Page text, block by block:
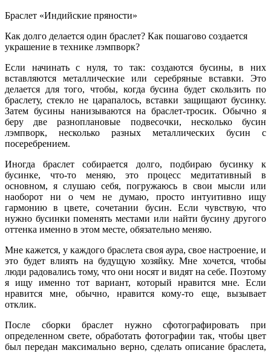
Браслет «Индийские пряности»
Как долго делается один браслет? Как пошагово создается
украшение в технике лэмпворк?
Если начинать с нуля, то так: создаются бусины, в них
вставляются металлические или серебряные вставки. Это
делается для того, чтобы, когда бусина будет скользить по
браслету, стекло не царапалось, вставки защищают бусинку.
Затем бусины нанизываются на браслет-тросик. Обычно я
беру две разноплановые подвесочки, несколько бусин
лэмпворк, несколько разных металлических бусин с
посеребрением.
Иногда браслет собирается долго, подбираю бусинку к
бусинке, что-то меняю, это процесс медитативный в
основном, я слушаю себя, погружаюсь в свои мысли или
наоборот ни о чем не думаю, просто интуитивно ищу
гармонию в цвете, сочетании бусин. Если чувствую, что
нужно бусинки поменять местами или найти бусину другого
оттенка именно в этом месте, обязательно меняю.
Мне кажется, у каждого браслета своя аура, свое настроение, и
это будет влиять на будущую хозяйку. Мне хочется, чтобы
люди радовались тому, что они носят и видят на себе. Поэтому
я ищу именно тот вариант, который нравится мне. Если
нравится мне, обычно, нравится кому-то еще, вызывает
отклик.
После сборки браслет нужно сфотографировать при
определенном свете, обработать фотографии так, чтобы цвет
был передан максимально верно, сделать описание браслета,